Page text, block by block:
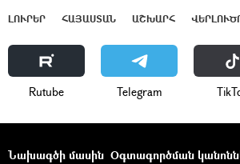
ԼՈՒՐԵՐ ՀԱՅԱՍՏԱՆ ԱՇԽԱՐՀ
Rutube Telegram
Նախագծի մասին Օգտագործման